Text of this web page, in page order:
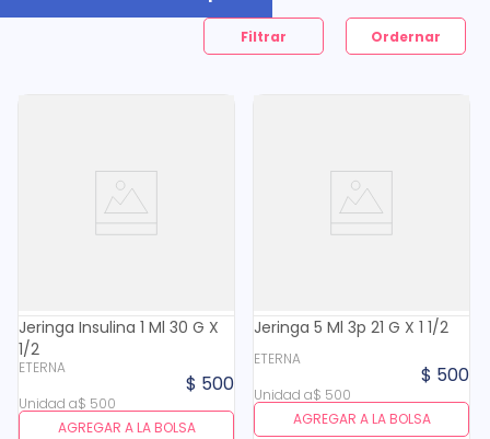
Filtrar
Jeringa Insulina 1 Ml 30 G X
1/2
ETERNA
$ 500
Unidad a$ 500
AGREGAR A LA BOLSA
Jeringa 5 Ml 3p 21 G X 1 1/2
ETERNA
$ 500
Unidad a$ 500
AGREGAR A LA BOLSA